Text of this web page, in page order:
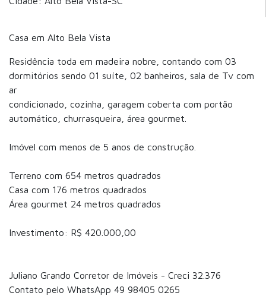
Casa em Alto Bela Vista
Residência toda em madeira nobre, contando com 03
dormitórios sendo 01 suíte, 02 banheiros, sala de Tv com
ar
condicionado, cozinha, garagem coberta com portão
automático, churrasqueira, área gourmet.
Imóvel com menos de 5 anos de construção.
Terreno com 654 metros quadrados
Casa com 176 metros quadrados
Área gourmet 24 metros quadrados
Investimento: R$ 420.000,00
Juliano Grando Corretor de Imóveis - Creci 32.376
Contato pelo WhatsApp 49 98405 0265